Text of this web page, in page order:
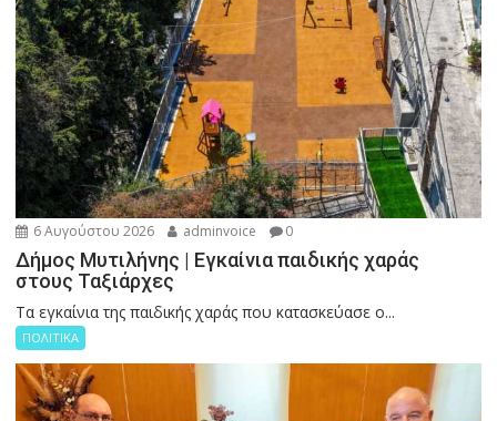
6 Αυγούστου 2026 adminvoice 0
Δήμος Μυτιλήνης | Εγκαίνια παιδικής χαράς
στους Ταξιάρχες
Tα εγκαίνια της παιδικής χαράς που κατασκεύασε ο...
ΠΟΛΙΤΙΚΑ